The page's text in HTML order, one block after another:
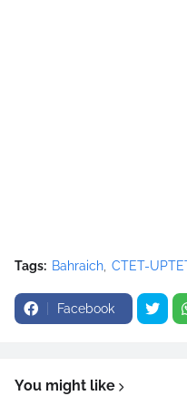
Tags: Bahraich CTET-
Facebook
You might like